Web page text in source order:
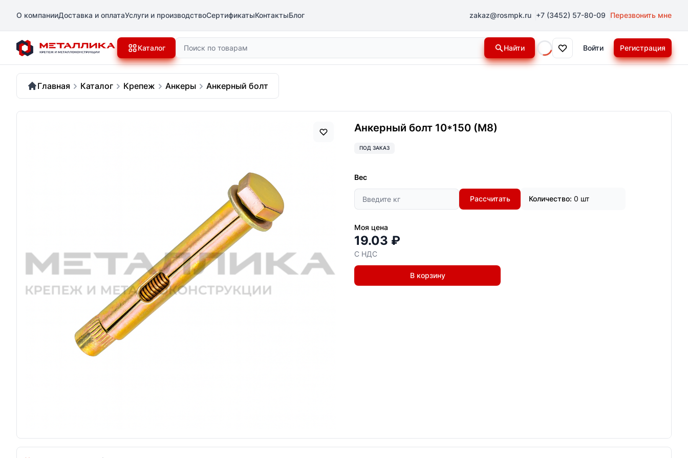
О компанииДоставка и оплатаУслуги и производствоСертификатыКонтактыБлог zakaz@rosmpk.ru +7 (3452) 57-80-09 Перезвонить мне
Каталог Поиск Найти
Loading...
Войти Регистрация
Главная Каталог Крепеж Анкеры Анкерный болт
Анкерный болт 10*150 (М8)
ПОД ЗАКАЗ
Вес
Рассчитать Количество: 0 шт
Моя цена
19.03 ₽
С НДС
В корзину